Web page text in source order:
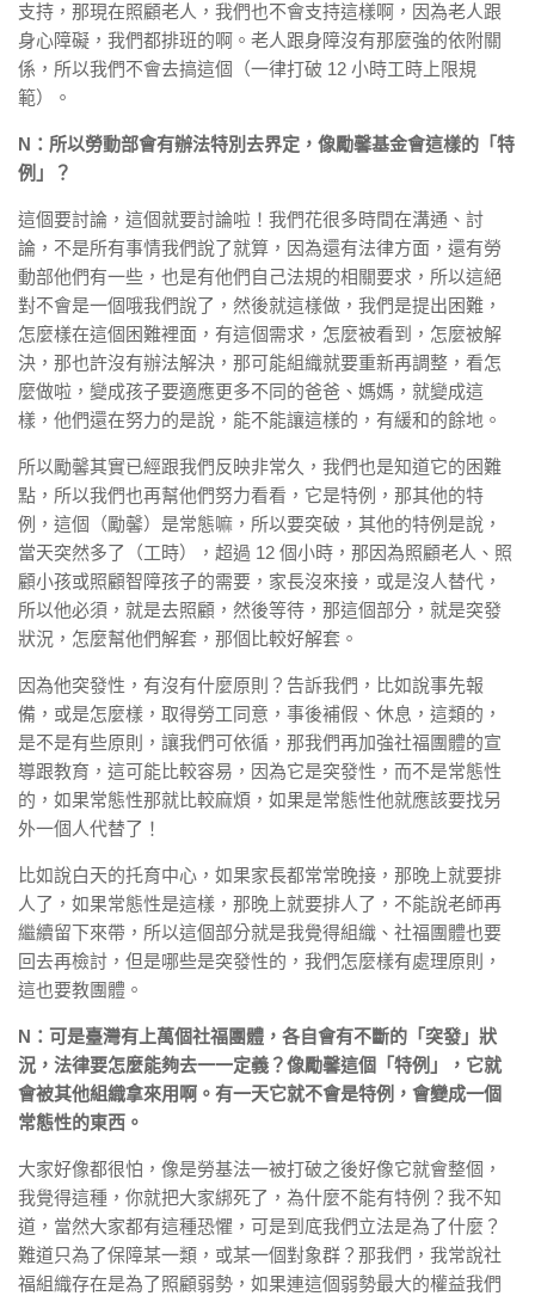
支持，那現在照顧老人，我們也不會支持這樣啊，因為老人跟
身心障礙，我們都排班的啊。老人跟身障沒有那麼強的依附關
係，所以我們不會去搞這個（一律打破 12 小時工時上限規
範）。
N：所以勞動部會有辦法特別去界定，像勵馨基金會這樣的「特
例」？
這個要討論，這個就要討論啦！我們花很多時間在溝通、討
論，不是所有事情我們說了就算，因為還有法律方面，還有勞
動部他們有一些，也是有他們自己法規的相關要求，所以這絕
對不會是一個哦我們說了，然後就這樣做，我們是提出困難，
怎麼樣在這個困難裡面，有這個需求，怎麼被看到，怎麼被解
決，那也許沒有辦法解決，那可能組織就要重新再調整，看怎
麼做啦，變成孩子要適應更多不同的爸爸、媽媽，就變成這
樣，他們還在努力的是說，能不能讓這樣的，有緩和的餘地。
所以勵馨其實已經跟我們反映非常久，我們也是知道它的困難
點，所以我們也再幫他們努力看看，它是特例，那其他的特
例，這個（勵馨）是常態嘛，所以要突破，其他的特例是說，
當天突然多了（工時），超過 12 個小時，那因為照顧老人、照
顧小孩或照顧智障孩子的需要，家長沒來接，或是沒人替代，
所以他必須，就是去照顧，然後等待，那這個部分，就是突發
狀況，怎麼幫他們解套，那個比較好解套。
因為他突發性，有沒有什麼原則？告訴我們，比如說事先報
備，或是怎麼樣，取得勞工同意，事後補假、休息，這類的，
是不是有些原則，讓我們可依循，那我們再加強社福團體的宣
導跟教育，這可能比較容易，因為它是突發性，而不是常態性
的，如果常態性那就比較麻煩，如果是常態性他就應該要找另
外一個人代替了！
比如說白天的托育中心，如果家長都常常晚接，那晚上就要排
人了，如果常態性是這樣，那晚上就要排人了，不能說老師再
繼續留下來帶，所以這個部分就是我覺得組織、社福團體也要
回去再檢討，但是哪些是突發性的，我們怎麼樣有處理原則，
這也要教團體。
N：可是臺灣有上萬個社福團體，各自會有不斷的「突發」狀
況，法律要怎麼能夠去一一定義？像勵馨這個「特例」，它就
會被其他組織拿來用啊。有一天它就不會是特例，會變成一個
常態性的東西。
大家好像都很怕，像是勞基法一被打破之後好像它就會整個，
我覺得這種，你就把大家綁死了，為什麼不能有特例？我不知
道，當然大家都有這種恐懼，可是到底我們立法是為了什麼？
難道只為了保障某一類，或某一個對象群？那我們，我常說社
福組織存在是為了照顧弱勢，如果連這個弱勢最大的權益我們